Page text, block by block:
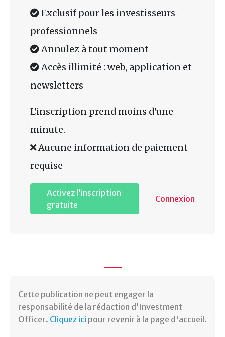
Exclusif pour les investisseurs
professionnels
Annulez à tout moment
Accès illimité : web, application et
newsletters
L'inscription prend moins d'une
minute.
Aucune information de paiement
requise
Activez l’inscription
gratuite
Connexion
Cette publication ne peut engager la
responsabilité de la rédaction d’Investment
Officer. Cliquez ici pour revenir à la page d'accueil.